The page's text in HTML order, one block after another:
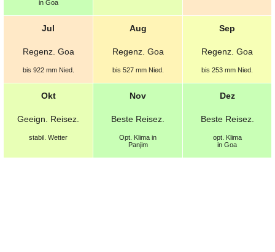
in Goa
Jul
Regenz. Goa
bis 922 mm Nied.
Aug
Regenz. Goa
bis 527 mm Nied.
Sep
Regenz. Goa
bis 253 mm Nied.
Okt
Geeign. Reisez.
stabil. Wetter
Nov
Beste Reisez.
Opt. Klima in
Panjim
Dez
Beste Reisez.
opt. Klima
in Goa